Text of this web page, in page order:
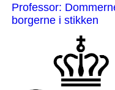
Professor:
borgerne i stikken